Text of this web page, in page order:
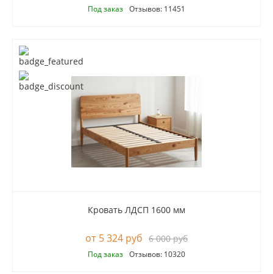
Под заказ Отзывов: 11451
Кровать ЛДСП 1600 мм
5 324 руб 6 000 руб
Под заказ Отзывов: 10320